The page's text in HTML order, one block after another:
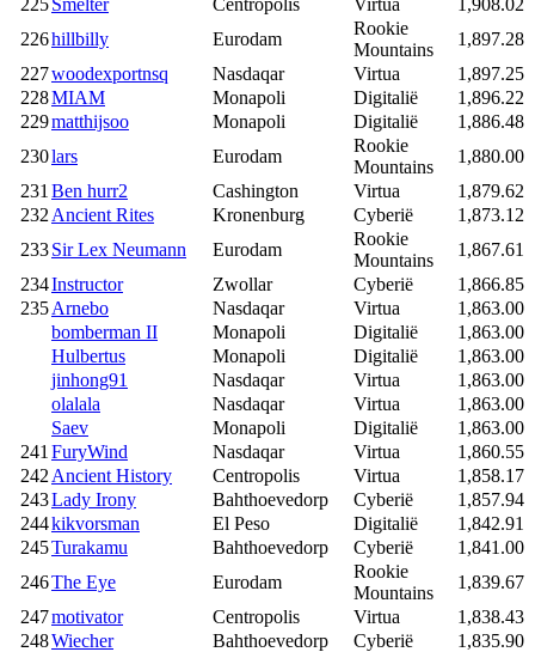
226hillbilly Eurodam
Rookie
Mountains
1,897.28
227woodexportnsq Nasdaqar Virtua
1,897.25
228MIAM Monapoli Digitalië
1,896.22
229matthijsoo Monapoli Digitalië
1,886.48
230lars Eurodam
Rookie
Mountains
1,880.00
231 Ben hurr2 Cashington Virtua
1,879.62
232 Ancient Rites Kronenburg Cyberië
1,873.12
233Sir Lex Neumann Eurodam
Rookie
Mountains
1,867.61
234Instructor Zwollar Cyberië
1,866.85
235Arnebo Nasdaqar Virtua
1,863.00
bomberman II
Monapoli Digitalië
1,863.00
Hulbertus
Monapoli Digitalië
1,863.00
jinhong91
Nasdaqar Virtua
1,863.00
olalala
Nasdaqar Virtua
1,863.00
Saev
Monapoli Digitalië
1,863.00
241 FuryWind Nasdaqar Virtua
1,860.55
242 Ancient History Centropolis Virtua
1,858.17
243Lady Irony Bahthoevedorp Cyberië
1,857.94
244kikvorsman El Peso Digitalië
1,842.91
245Turakamu Bahthoevedorp Cyberië
1,841.00
246The Eye Eurodam
Rookie
Mountains
1,839.67
247motivator Centropolis Virtua
1,838.43
248Wiecher Bahthoevedorp Cyberië
1,835.90